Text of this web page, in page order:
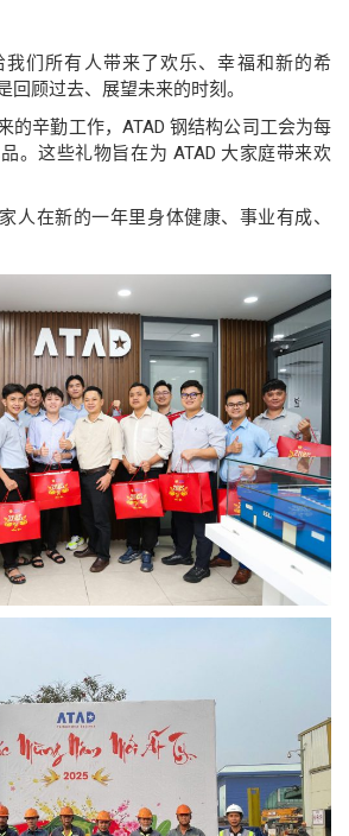
我们所有人带来了欢乐、幸福和新的希
回顾过去、展望未来的时刻。
的辛勤工作，ATAD 钢结构公司工会为每
。这些礼物旨在为 ATAD 大家庭带来欢
人在新的一年里身体健康、事业有成、